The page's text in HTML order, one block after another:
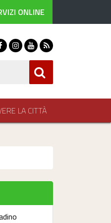
ONLINE
FacebookInstagram
Youtube
RSS
LA CITTÀ